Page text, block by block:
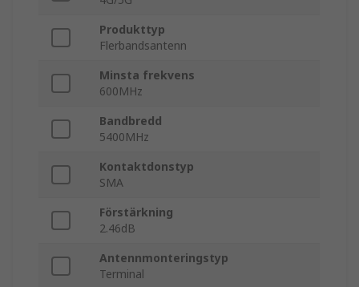
Produkttyp
Flerbandsantenn
Minsta frekvens
600MHz
Bandbredd
5400MHz
Kontaktdonstyp
SMA
Förstärkning
2.46dB
Antennmonteringstyp
Terminal